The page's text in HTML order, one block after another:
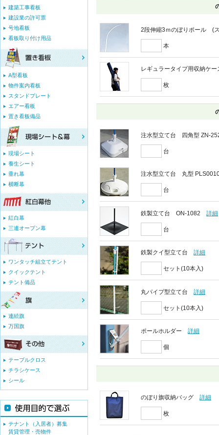
2段伸縮3ｍのぼりポール (
本
レギュラータイプ用収納ケー
枚
注水型立て台 四角型 ZN-
台
注水型立て台 丸型
台
鉄製立て台 ON-1082 詳細
台
鉄製クイ型立て台 詳細
セット(10本入)
丸パイプ型立て台 詳細
セット(10本入)
ポールホルダー 詳細
個
のぼり旗収納バッグ 詳細
枚
建築工事看板
建設業の許可票
号地看板
看板取り付け用品
A型看板
物件案内看板
スタンドプレート
エアー看板
置き看板備品
現場シート
養生シート
垂れ幕
横断幕
紅白幕
三連オープン幕
ワンタッチ組立てテント
クイックテント
テント備品
連続旗
万国旗
テーブルクロス
チラシケース
シール
テナント（入居者）募集
賃貸管理・売物件